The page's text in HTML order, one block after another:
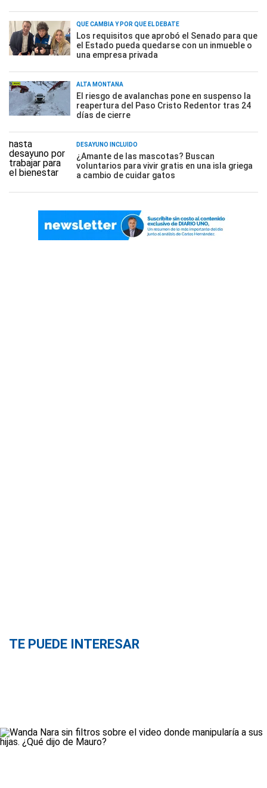
QUÉ CAMBIA Y POR QUÉ EL DEBATE
Los requisitos que aprobó el Senado para que
el Estado pueda quedarse con un inmueble o
una empresa privada
ALTA MONTAÑA
El riesgo de avalanchas pone en suspenso la
reapertura del Paso Cristo Redentor tras 24
días de cierre
DESAYUNO INCLUÍDO
¿Amante de las mascotas? Buscan
voluntarios para vivir gratis en una isla griega
a cambio de cuidar gatos
TE PUEDE INTERESAR